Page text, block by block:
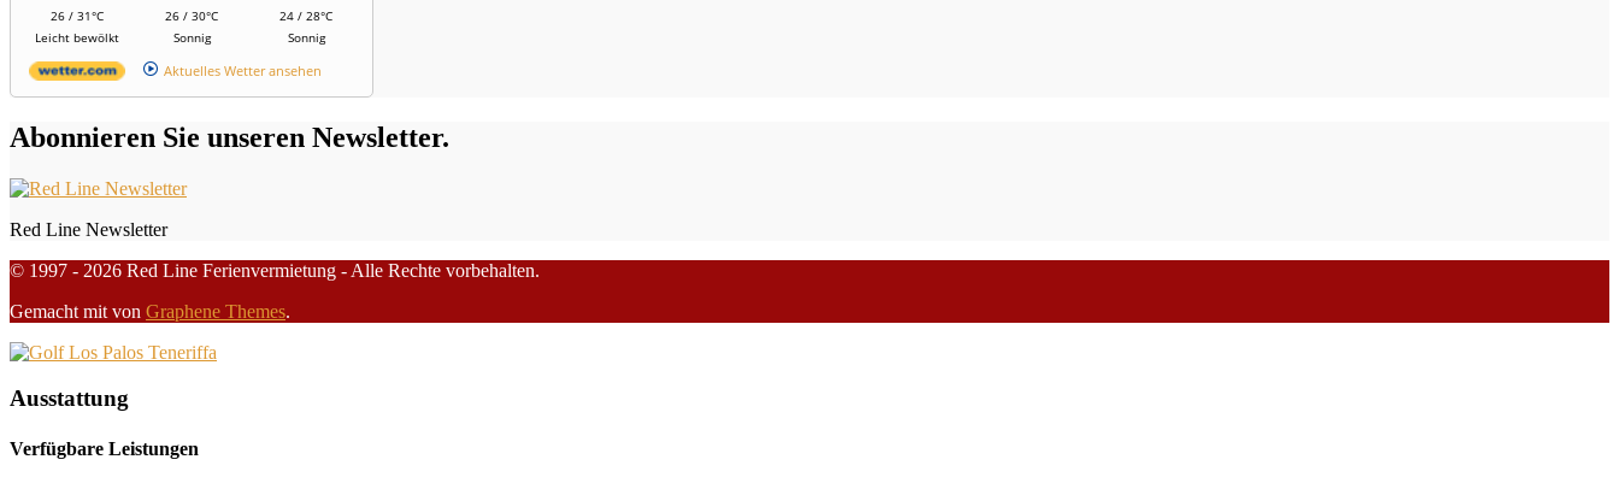
26 / 31°C
Leicht bewölkt
26 / 30°C
Sonnig
24 / 28°C
Sonnig
Aktuelles Wetter ansehen
Abonnieren Sie unseren Newsletter.
Red Line Newsletter
© 1997 - 2026 Red Line Ferienvermietung - Alle Rechte vorbehalten.
Gemacht mit von Graphene Themes.
Ausstattung
Verfügbare Leistungen